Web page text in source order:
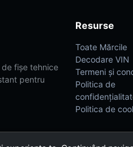
fișe tehnice
pentru
Resurse
Toate Mărcile
Decodare VIN
Termeni și
Politica de
Politica de